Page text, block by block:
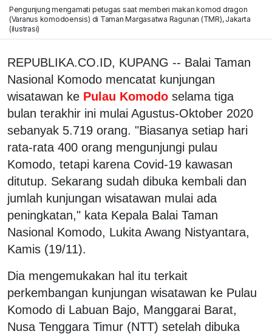
Pengunjung mengamati petugas saat memberi makan komod dragon
(Varanus komodoensis) di Taman Margasatwa Ragunan (TMR), Jakarta
(ilustrasi)
REPUBLIKA.CO.ID, KUPANG -- Balai Taman
Nasional Komodo mencatat kunjungan
wisatawan ke Pulau Komodo selama tiga
bulan terakhir ini mulai Agustus-Oktober 2020
sebanyak 5.719 orang. "Biasanya setiap hari
rata-rata 400 orang mengunjungi pulau
Komodo, tetapi karena Covid-19 kawasan
ditutup. Sekarang sudah dibuka kembali dan
jumlah kunjungan wisatawan mulai ada
peningkatan," kata Kepala Balai Taman
Nasional Komodo, Lukita Awang Nistyantara,
Kamis (19/11).
Dia mengemukakan hal itu terkait
perkembangan kunjungan wisatawan ke Pulau
Komodo di Labuan Bajo, Manggarai Barat,
Nusa Tenggara Timur (NTT) setelah dibuka